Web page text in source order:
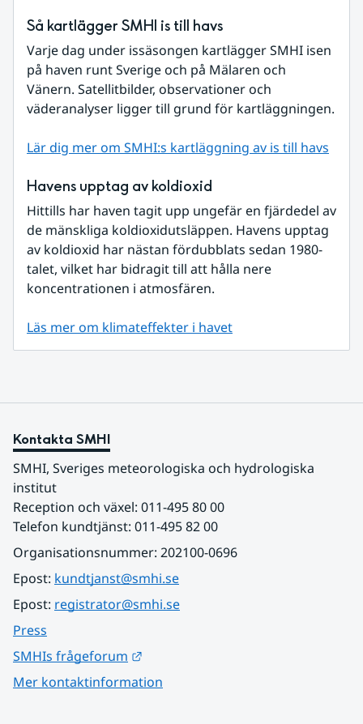
Så kartlägger SMHI is till havs
Varje dag under issäsongen kartlägger SMHI isen
på haven runt Sverige och på Mälaren och
Vänern. Satellitbilder, observationer och
väderanalyser ligger till grund för kartläggningen.
Lär dig mer om SMHI:s kartläggning av is till havs
Havens upptag av koldioxid
Hittills har haven tagit upp ungefär en fjärdedel av
de mänskliga koldioxidutsläppen. Havens upptag
av koldioxid har nästan fördubblats sedan 1980-
talet, vilket har bidragit till att hålla nere
koncentrationen i atmosfären.
Läs mer om klimateffekter i havet
Kontakta SMHI
SMHI, Sveriges meteorologiska och hydrologiska
institut
Reception och växel: 011-495 80 00
Telefon kundtjänst: 011-495 82 00
Organisationsnummer: 202100-0696
Epost: kundtjanst@smhi.se
Epost: registrator@smhi.se
Press
SMHIs frågeforum
Mer kontaktinformation